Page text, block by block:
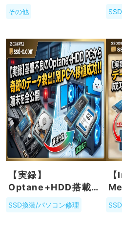
その他
は
【実録】
Optane+HDD搭載
PCが基盤故障で起動
不可に！別PCへの移
SSD換装/パソコン修理